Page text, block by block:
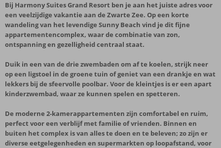
Bij Harmony Suites Grand Resort ben je aan het juiste adres voor
een veelzijdige vakantie aan de Zwarte Zee. Op een korte
wandeling van het levendige Sunny Beach vind je dit fijne
appartementencomplex, waar de combinatie van zon,
ontspanning en gezelligheid centraal staat.
Duik in een van de drie zwembaden om af te koelen, strijk neer
op een ligstoel in de groene tuin of geniet van een drankje en wat
lekkers bij de sfeervolle poolbar. Voor de kleintjes is er een apart
kinderzwembad, waar ze kunnen spelen en spetteren.
De moderne 2-kamerappartementen zijn comfortabel en ruim,
perfect voor een verblijf met familie of vrienden. Binnen en
buiten het complex is van alles te doen en te beleven; zo zijn er
diverse eetgelegenheden en supermarkten op loopafstand, voor